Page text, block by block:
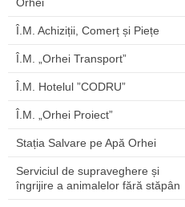
Î.M. Achiziții, Comerț și Piețe
Î.M. „Orhei Transport”
Î.M. Hotelul ”CODRU”
Î.M. „Orhei Proiect”
Stația Salvare pe Apă Orhei
Serviciul de supraveghere și
îngrijire a animalelor fără stăpân